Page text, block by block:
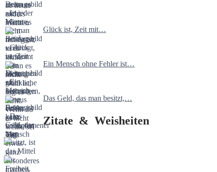
Glück ist, Zeit mit…
Ein Mensch ohne Fehler ist…
Das Geld, das man besitzt,…
Zitate & Weisheiten